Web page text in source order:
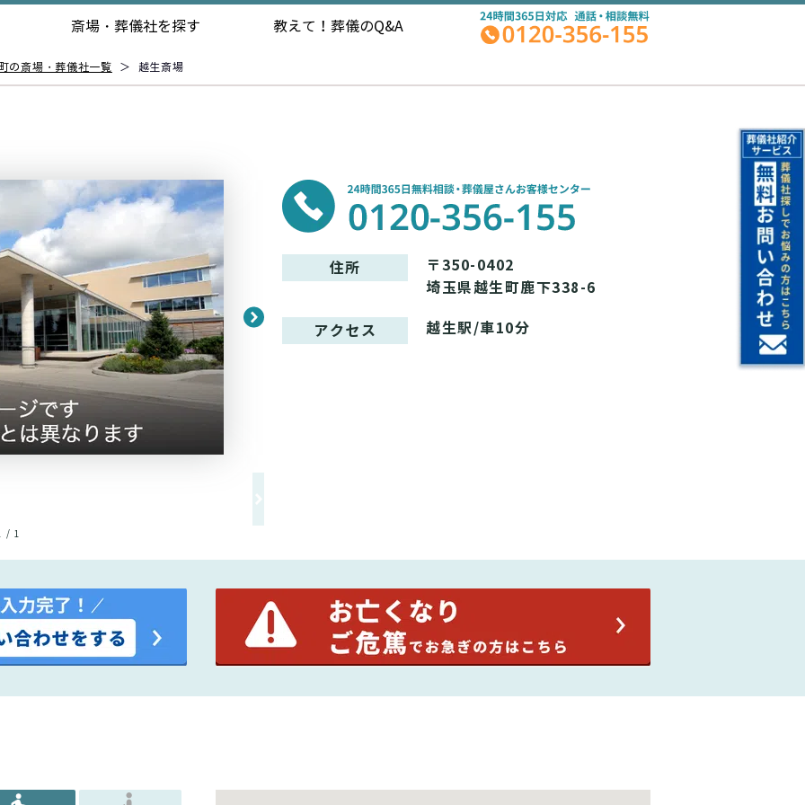
斎場・葬儀社を探す 教えて！ 葬儀のQ&A
の斎場・葬儀社一覧 ＞ 越生斎場
/ 1
住所
〒350-0402
埼玉県越生町鹿下338-6
アクセス 越生駅/車10分